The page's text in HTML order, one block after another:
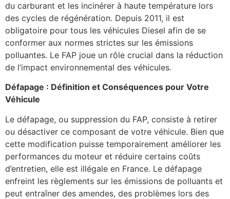
du carburant et les incinérer à haute température lors
des cycles de régénération. Depuis 2011, il est
obligatoire pour tous les véhicules Diesel afin de se
conformer aux normes strictes sur les émissions
polluantes. Le FAP joue un rôle crucial dans la réduction
de l’impact environnemental des véhicules.
Défapage : Définition et Conséquences pour Votre
Véhicule
Le défapage, ou suppression du FAP, consiste à retirer
ou désactiver ce composant de votre véhicule. Bien que
cette modification puisse temporairement améliorer les
performances du moteur et réduire certains coûts
d’entretien, elle est illégale en France. Le défapage
enfreint les règlements sur les émissions de polluants et
peut entraîner des amendes, des problèmes lors des